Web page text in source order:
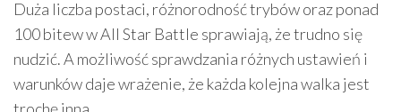
Duża liczba postaci, różnorodność trybów oraz ponad
100 bitew w All Star Battle sprawiają, że trudno się
nudzić. A możliwość sprawdzania różnych ustawień i
warunków daje wrażenie, że każda kolejna walka jest